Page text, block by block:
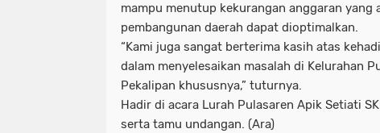
mampu menutup kekurangan anggaran yang
pembangunan daerah dapat dioptimalkan.
“Kami juga sangat berterima kasih atas
dalam menyelesaikan masalah di Kelurahan
Pekalipan khususnya,” tuturnya.
Hadir di acara Lurah Pulasaren Apik Setiati
serta tamu undangan. (Ara)